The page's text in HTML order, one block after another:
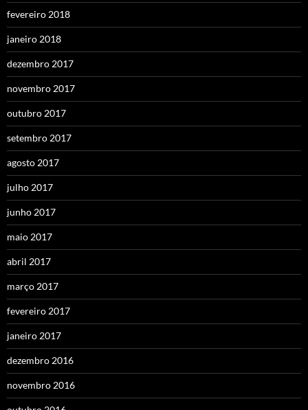
fevereiro 2018
janeiro 2018
dezembro 2017
novembro 2017
outubro 2017
setembro 2017
agosto 2017
julho 2017
junho 2017
maio 2017
abril 2017
março 2017
fevereiro 2017
janeiro 2017
dezembro 2016
novembro 2016